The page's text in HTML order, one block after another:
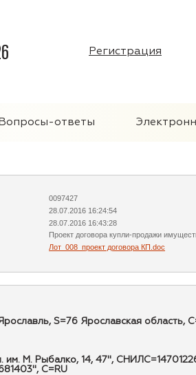
Регистрация
Вопросы-ответы
0097427
28.07.2016 16:24:54
28.07.2016 16:43:28
Проект договора купли-продажи
Лот_008_проект договора КП.doc
S=76 Ярославская область,
им. М. Рыбалко, 14, 47",
C=RU